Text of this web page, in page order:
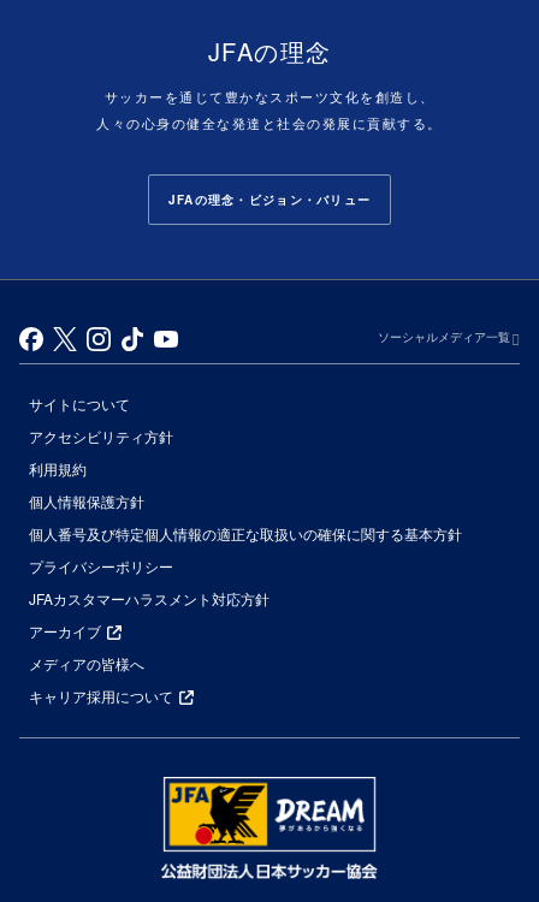
JFAの理念
サッカーを通じて豊かなスポーツ文化を創造し、
人々の心身の健全な発達と社会の発展に貢献する。
JFAの理念・ビジョン・バリュー
ソーシャルメディア一覧
サイトについて
アクセシビリティ方針
利用規約
個人情報保護方針
個人番号及び特定個人情報の適正な取扱いの確保に関する基本方針
プライバシーポリシー
JFAカスタマーハラスメント対応方針
アーカイブ
メディアの皆様へ
キャリア採用について